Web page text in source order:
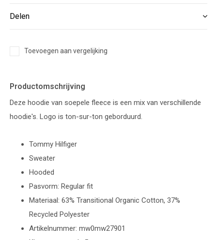
Delen
Toevoegen aan vergelijking
Productomschrijving
Deze hoodie van soepele fleece is een mix van verschillende
hoodie's. Logo is ton-sur-ton geborduurd.
Tommy Hilfiger
Sweater
Hooded
Pasvorm: Regular fit
Materiaal: 63% Transitional Organic Cotton, 37%
Recycled Polyester
Artikelnummer: mw0mw27901